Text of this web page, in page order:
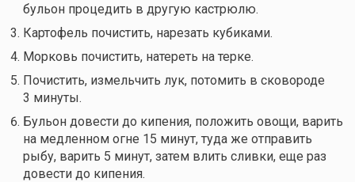
бульон процедить в другую кастрюлю.
Картофель почистить, нарезать кубиками.
Морковь почистить, натереть на терке.
Почистить, измельчить лук, потомить в сковороде
3 минуты.
Бульон довести до кипения, положить овощи, варить
на медленном огне 15 минут, туда же отправить
рыбу, варить 5 минут, затем влить сливки, еще раз
довести до кипения.